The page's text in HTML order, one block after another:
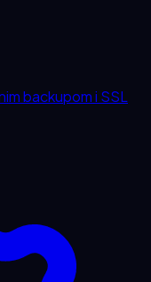
backupom i SSL